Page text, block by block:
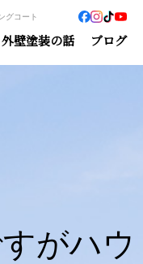
グコート
壁塗装の話 ブログ
がハウ